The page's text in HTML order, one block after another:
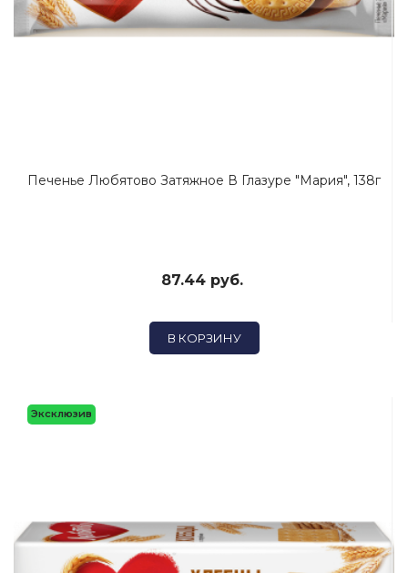
Печенье Любятово Затяжное В Глазуре "Мария", 138г
87.44 руб.
В КОРЗИНУ
Эксклюзив